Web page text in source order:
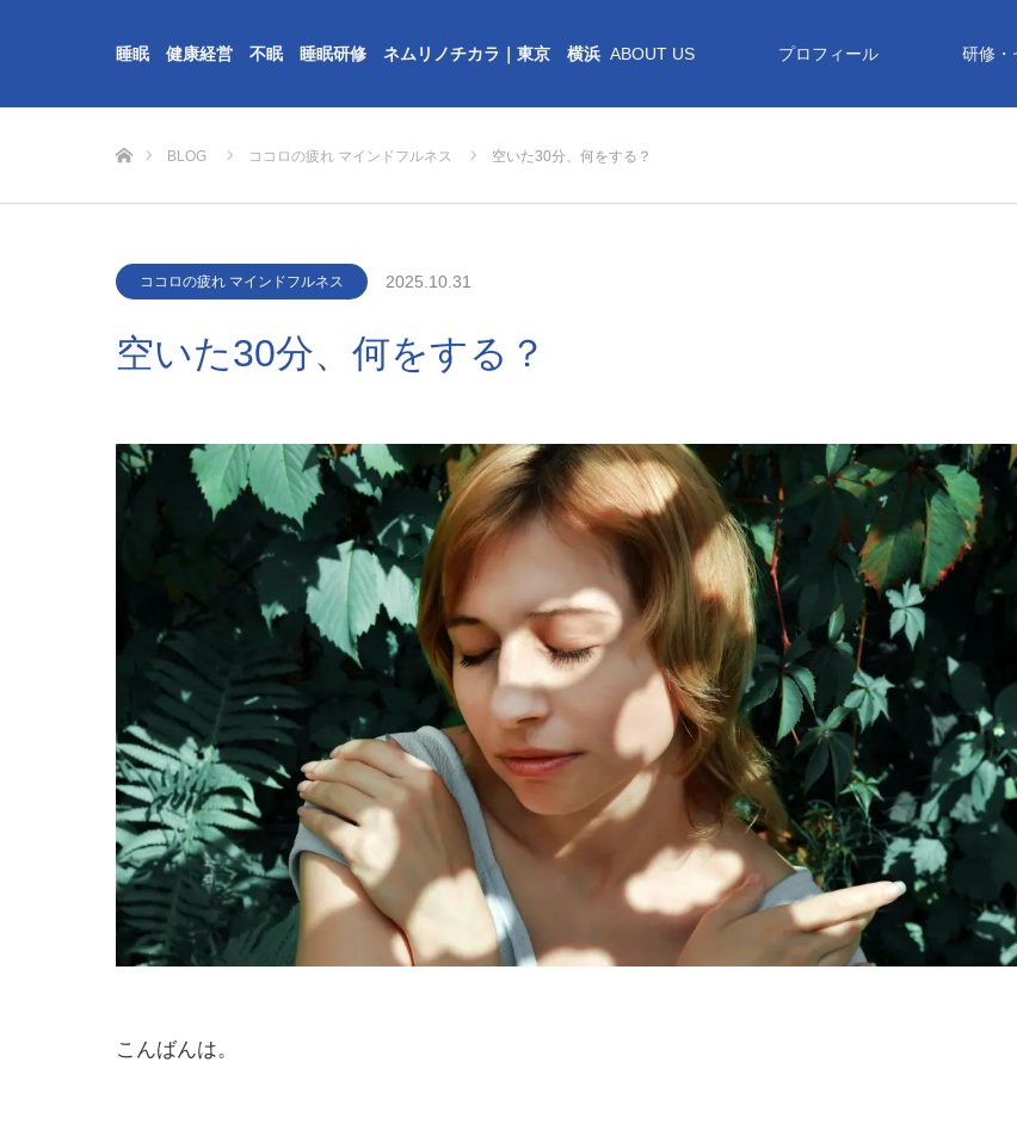
睡眠 健康経営 不眠 睡眠研修 ネムリノチカラ｜東京 横浜 ABOUT US プロフィール 研修・
BLOG ココロの疲れ マインドフルネス 空いた30分、何をする？
ココロの疲れ マインドフルネス 2025.10.31
空いた30分、何をする？
こんばんは。